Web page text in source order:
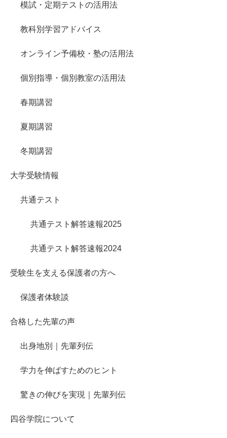
模試・定期テストの活用法
教科別学習アドバイス
オンライン予備校・塾の活用法
個別指導・個別教室の活用法
春期講習
夏期講習
冬期講習
大学受験情報
共通テスト
共通テスト解答速報2025
共通テスト解答速報2024
受験生を支える保護者の方へ
保護者体験談
合格した先輩の声
出身地別｜先輩列伝
学力を伸ばすためのヒント
驚きの伸びを実現｜先輩列伝
四谷学院について